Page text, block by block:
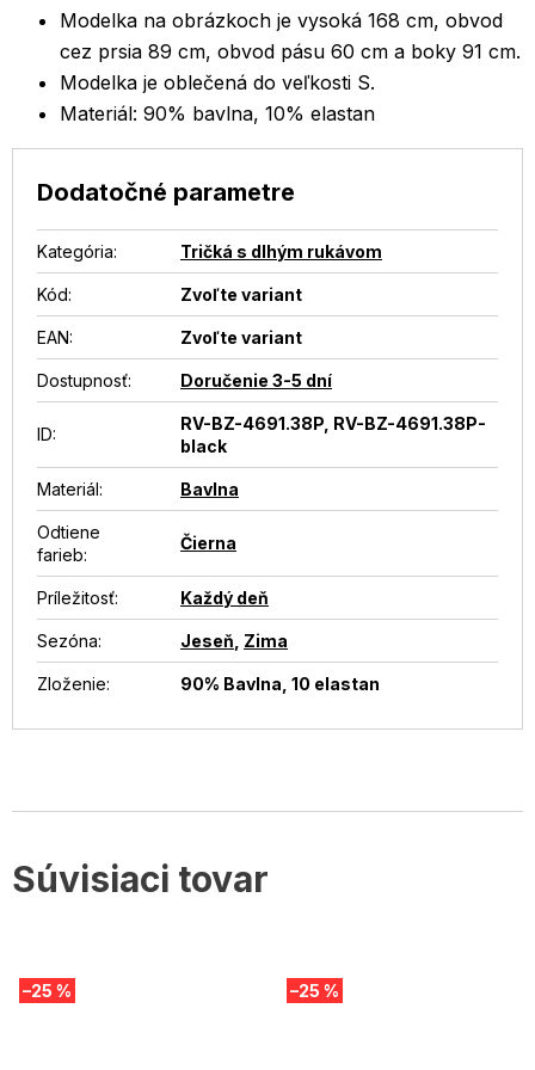
Súvisiaci tovar
–25 % –25 %
Modelka na obrázkoch je vysoká 168 cm, obvod
cez prsia 89 cm, obvod pásu 60 cm a boky 91 cm.
Modelka je oblečená do veľkosti S.
Materiál: 90% bavlna, 10% elastan
Dodatočné parametre
Kategória: Tričká s dlhým rukávom
Kód: Zvoľte variant
EAN: Zvoľte variant
Dostupnosť: Doručenie 3-5 dní
ID:
RV-BZ-4691.38P, RV-BZ-4691.38P-
black
Materiál: Bavlna
Odtiene
farieb:
Čierna
Príležitosť: Každý deň
Sezóna: Jeseň Zima
Zloženie: 90% Bavlna, 10 elastan